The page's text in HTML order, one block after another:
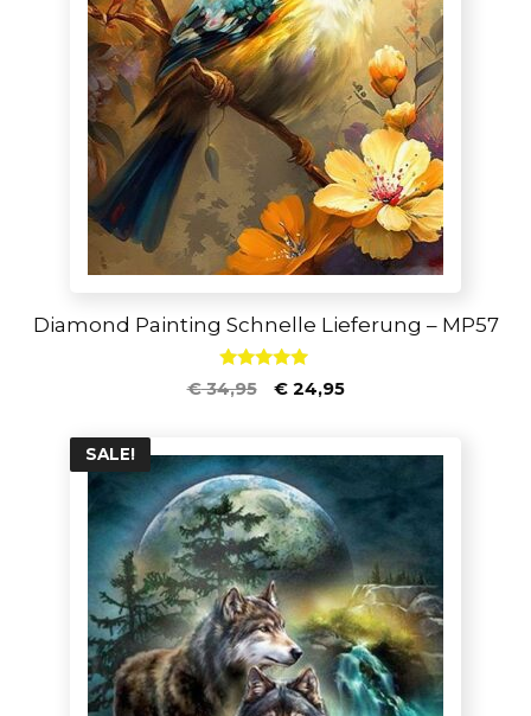
Diamond Painting Schnelle Lieferung – MP57
5.00
von 5
€34,95 €24,95
SALE!